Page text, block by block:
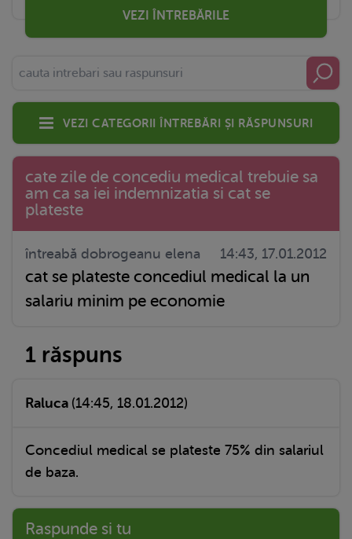
VEZI ÎNTREBĂRILE
Vezi categorii întrebări și răspunsuri
cate zile de concediu medical trebuie sa
am ca sa iei indemnizatia si cat se
plateste
întreabă dobrogeanu elena 14:43, 17.01.2012
cat se plateste concediul medical la un
salariu minim pe economie
1 răspuns
Raluca (14:45, 18.01.2012)
Concediul medical se plateste 75% din salariul
de baza.
Raspunde si tu